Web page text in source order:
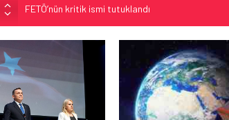
Yunanistan Başbakanı Çipras Türkiye’ye gelecek
Görenler bakakaldı! Otomobilinin üstüne bıraktığı
İstanbul’da metro seferlerinde aksama yaşandı